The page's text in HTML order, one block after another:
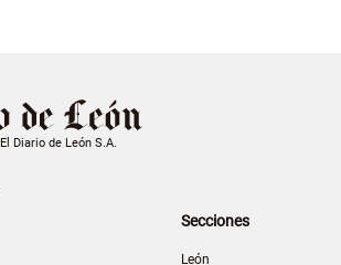
Diario de León S.A.
Secciones
León